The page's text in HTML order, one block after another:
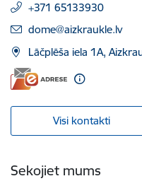
+371 65133930
E-pasts:
dome@aizkraukle.lv
Lāčplēša iela 1A,
Visi kontakti
Sekojiet mums